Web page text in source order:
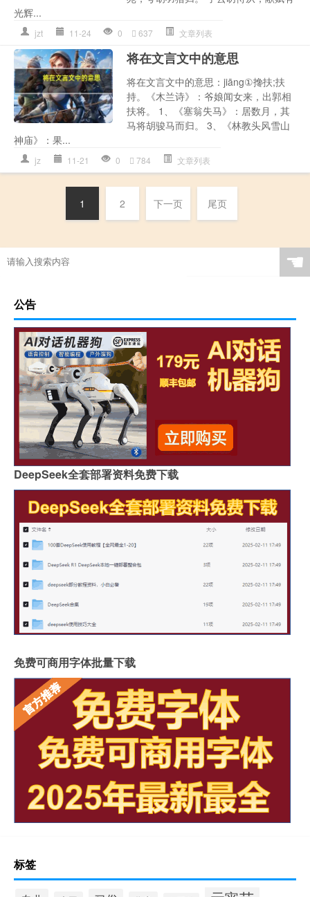
光辉...
jzt 11-24 0 637 文章列表
将在文言文中的意思
将在文言文中的意思：jiāng①搀扶;扶
持。《木兰诗》：爷娘闻女来，出郭相
扶将。 1、《塞翁失马》：居数月，其
马将胡骏马而归。 3、《林教头风雪山
神庙》：果...
jz 11-21 0 784 文章列表
1 2 下一页 尾页
☚
公告
DeepSeek全套部署资料免费下载
免费可商用字体批量下载
标签